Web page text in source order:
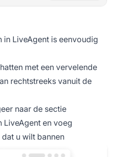
in LiveAgent is eenvoudig
met een vervelende
rechtstreeks vanuit de
naar de sectie
LiveAgent en voeg
u wilt bannen